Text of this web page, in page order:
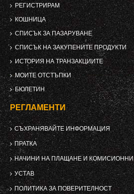
РЕГИСТРИРАМ
КОШНИЦА
СПИСЪК ЗА ПАЗАРУВАНЕ
СПИСЪК НА ЗАКУПЕНИТЕ ПРОДУКТИ
ИСТОРИЯ НА ТРАНЗАКЦИИТЕ
МОИТЕ ОТСТЪПКИ
БЮЛЕТИН
РЕГЛАМЕНТИ
СЪХРАНЯВАЙТЕ ИНФОРМАЦИЯ
ПРАТКА
НАЧИНИ НА ПЛАЩАНЕ И КОМИСИОННИ
УСТАВ
ПОЛИТИКА ЗА ПОВЕРИТЕЛНОСТ